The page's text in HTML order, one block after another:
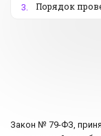
3.
Порядок
Закон № 79-ФЗ,